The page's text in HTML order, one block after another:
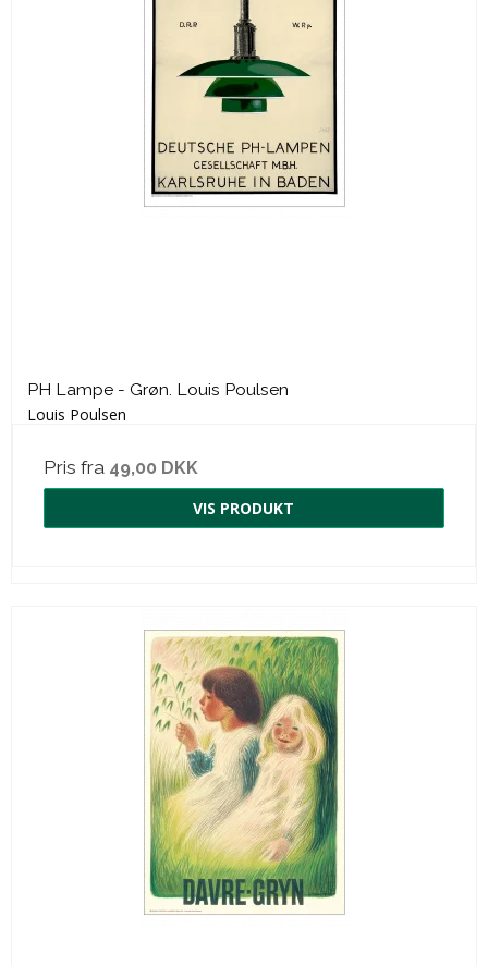
PH Lampe - Grøn. Louis Poulsen
Louis Poulsen
Pris fra 49,00 DKK
VIS PRODUKT